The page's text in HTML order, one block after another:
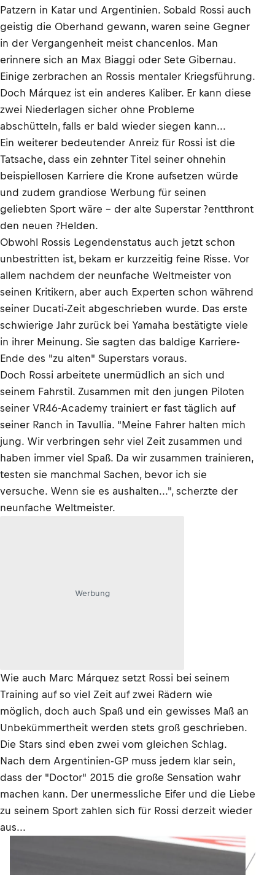
Patzern in Katar und Argentinien. Sobald Rossi auch
geistig die Oberhand gewann, waren seine Gegner
in der Vergangenheit meist chancenlos. Man
erinnere sich an Max Biaggi oder Sete Gibernau.
Einige zerbrachen an Rossis mentaler Kriegsführung.
Doch Márquez ist ein anderes Kaliber. Er kann diese
zwei Niederlagen sicher ohne Probleme
abschütteln, falls er bald wieder siegen kann...
Ein weiterer bedeutender Anreiz für Rossi ist die
Tatsache, dass ein zehnter Titel seiner ohnehin
beispiellosen Karriere die Krone aufsetzen würde
und zudem grandiose Werbung für seinen
geliebten Sport wäre – der alte Superstar ?entthront
den neuen ?Helden.
Obwohl Rossis Legendenstatus auch jetzt schon
unbestritten ist, bekam er kurzzeitig feine Risse. Vor
allem nachdem der neunfache Weltmeister von
seinen Kritikern, aber auch Experten schon während
seiner Ducati-Zeit abgeschrieben wurde. Das erste
schwierige Jahr zurück bei Yamaha bestätigte viele
in ihrer Meinung. Sie sagten das baldige Karriere-
Ende des "zu alten" Superstars voraus.
Doch Rossi arbeitete unermüdlich an sich und
seinem Fahrstil. Zusammen mit den jungen Piloten
seiner VR46-Academy trainiert er fast täglich auf
seiner Ranch in Tavullia. "Meine Fahrer halten mich
jung. Wir verbringen sehr viel Zeit zusammen und
haben immer viel Spaß. Da wir zusammen trainieren,
testen sie manchmal Sachen, bevor ich sie
versuche. Wenn sie es aushalten...", scherzte der
neunfache Weltmeister.
Werbung
Wie auch Marc Márquez setzt Rossi bei seinem
Training auf so viel Zeit auf zwei Rädern wie
möglich, doch auch Spaß und ein gewisses Maß an
Unbekümmertheit werden stets groß geschrieben.
Die Stars sind eben zwei vom gleichen Schlag.
Nach dem Argentinien-GP muss jedem klar sein,
dass der "Doctor" 2015 die große Sensation wahr
machen kann. Der unermessliche Eifer und die Liebe
zu seinem Sport zahlen sich für Rossi derzeit wieder
aus...